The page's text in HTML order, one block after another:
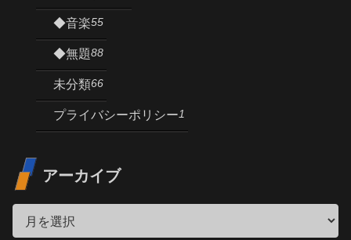
◆音楽55
◆無題88
未分類66
プライバシーポリシー1
アーカイブ